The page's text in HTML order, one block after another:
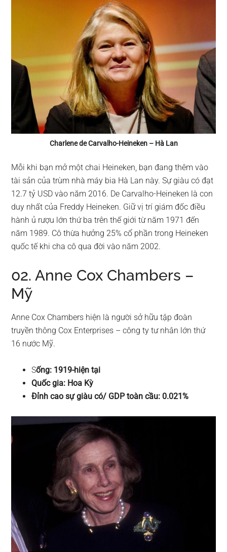
Charlene de Carvalho-Heineken – Hà Lan
Mỗi khi bạn mở một chai Heineken, bạn đang thêm vào
tài sản của trùm nhà máy bia Hà Lan này. Sự giàu có đạt
12.7 tỷ USD vào năm 2016. De Carvalho-Heineken là con
duy nhất của Freddy Heineken. Giữ vị trí giám đốc điều
hành ủ rượu lớn thứ ba trên thế giới từ năm 1971 đến
năm 1989. Cô thừa hưởng 25% cổ phần trong Heineken
quốc tế khi cha cô qua đời vào năm 2002.
02. Anne Cox Chambers –
Mỹ
Anne Cox Chambers hiện là người sở hữu tập đoàn
truyền thông Cox Enterprises – công ty tư nhân lớn thứ
16 nước Mỹ.
Sống: 1919-hiện tại
Quốc gia: Hoa Kỳ
Đỉnh cao sự giàu có/ GDP toàn cầu: 0.021%